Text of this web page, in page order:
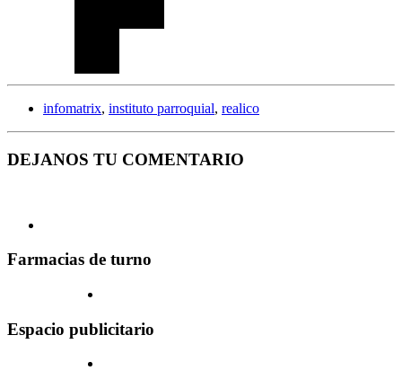
infomatrix, instituto parroquial, realico
DEJANOS TU COMENTARIO
Farmacias de turno
Espacio publicitario